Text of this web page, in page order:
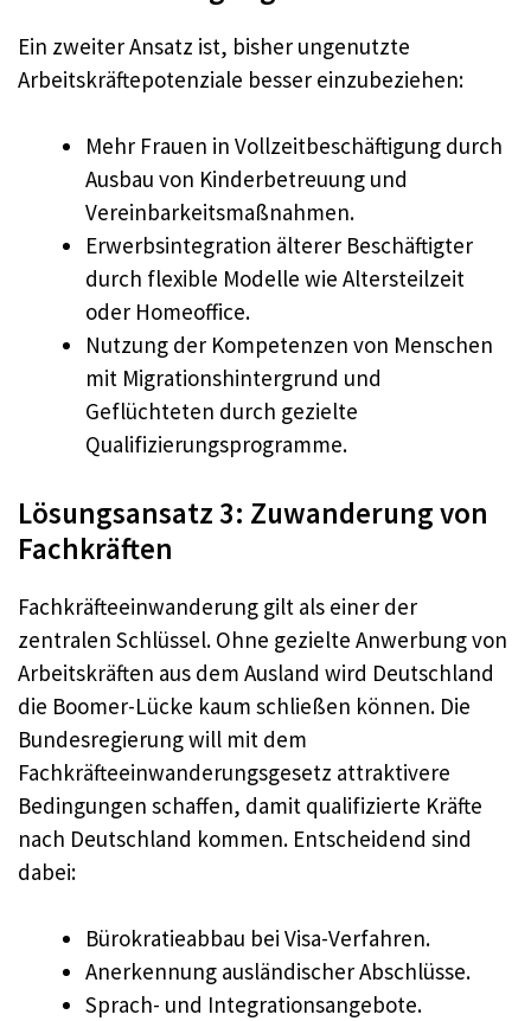
Ein zweiter Ansatz ist, bisher ungenutzte
Arbeitskräftepotenziale besser einzubeziehen:
Mehr Frauen in Vollzeitbeschäftigung durch
Ausbau von Kinderbetreuung und
Vereinbarkeitsmaßnahmen.
Erwerbsintegration älterer Beschäftigter
durch flexible Modelle wie Altersteilzeit
oder Homeoffice.
Nutzung der Kompetenzen von Menschen
mit Migrationshintergrund und
Geflüchteten durch gezielte
Qualifizierungsprogramme.
Lösungsansatz 3: Zuwanderung von
Fachkräften
Fachkräfteeinwanderung gilt als einer der
zentralen Schlüssel. Ohne gezielte Anwerbung von
Arbeitskräften aus dem Ausland wird Deutschland
die Boomer-Lücke kaum schließen können. Die
Bundesregierung will mit dem
Fachkräfteeinwanderungsgesetz attraktivere
Bedingungen schaffen, damit qualifizierte Kräfte
nach Deutschland kommen. Entscheidend sind
dabei:
Bürokratieabbau bei Visa-Verfahren.
Anerkennung ausländischer Abschlüsse.
Sprach- und Integrationsangebote.